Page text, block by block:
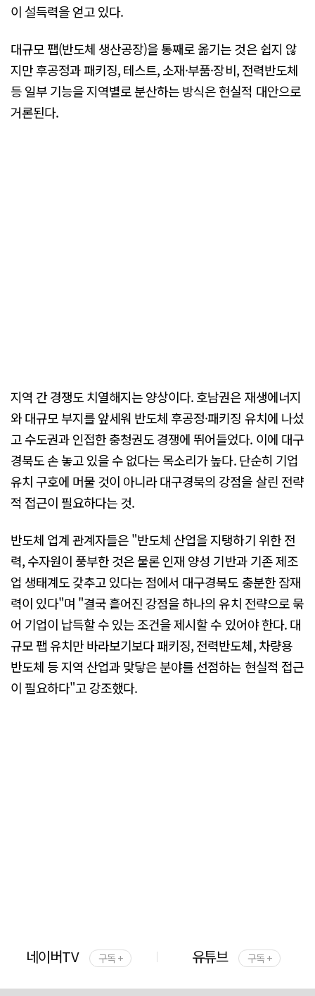
이 설득력을 얻고 있다.
대규모 팹(반도체 생산공장)을 통째로 옮기는 것은 쉽지 않
지만 후공정과 패키징, 테스트, 소재·부품·장비, 전력반도체
등 일부 기능을 지역별로 분산하는 방식은 현실적 대안으로
거론된다.
지역 간 경쟁도 치열해지는 양상이다. 호남권은 재생에너지
와 대규모 부지를 앞세워 반도체 후공정·패키징 유치에 나섰
고 수도권과 인접한 충청권도 경쟁에 뛰어들었다. 이에 대구
경북도 손 놓고 있을 수 없다는 목소리가 높다. 단순히 기업
유치 구호에 머물 것이 아니라 대구경북의 강점을 살린 전략
적 접근이 필요하다는 것.
반도체 업계 관계자들은 "반도체 산업을 지탱하기 위한 전
력, 수자원이 풍부한 것은 물론 인재 양성 기반과 기존 제조
업 생태계도 갖추고 있다는 점에서 대구경북도 충분한 잠재
력이 있다"며 "결국 흩어진 강점을 하나의 유치 전략으로 묶
어 기업이 납득할 수 있는 조건을 제시할 수 있어야 한다. 대
규모 팹 유치만 바라보기보다 패키징, 전력반도체, 차량용
반도체 등 지역 산업과 맞닿은 분야를 선점하는 현실적 접근
이 필요하다"고 강조했다.
네이버TV 구독 + 유튜브 구독 +